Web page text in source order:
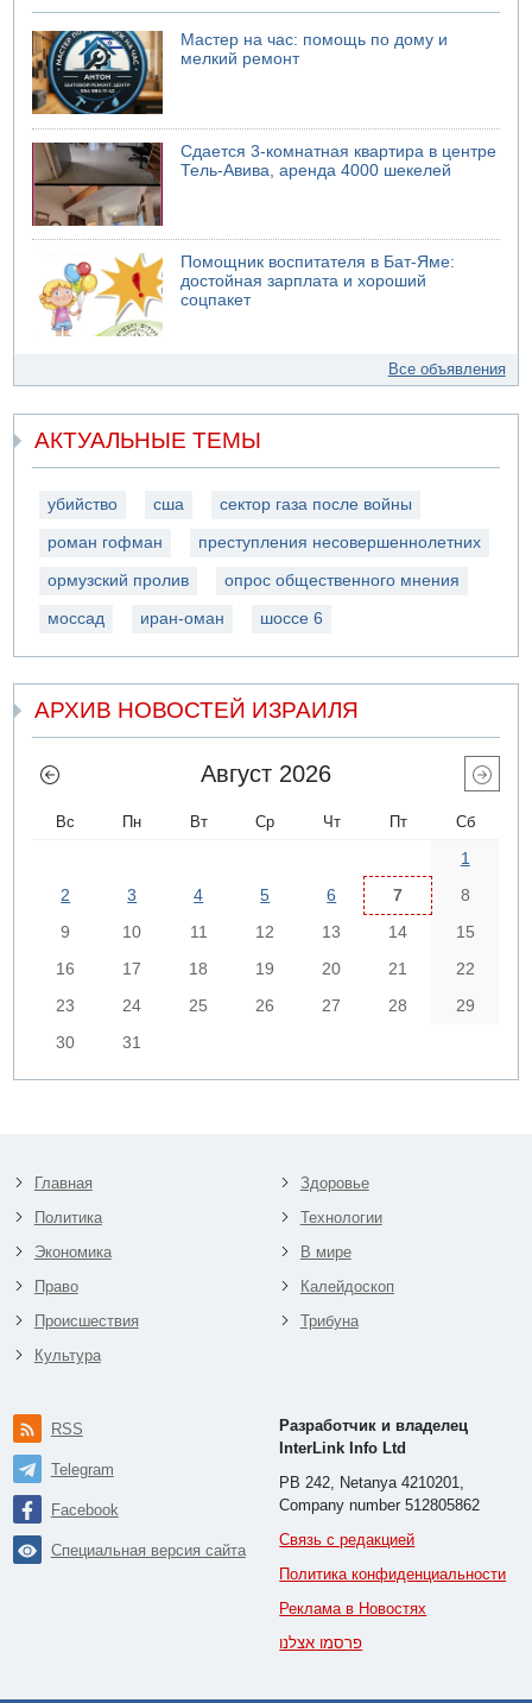
Мастер на час: помощь по дому и
мелкий ремонт
Сдается 3-комнатная квартира в центре
Тель-Авива, аренда 4000 шекелей
Помощник воспитателя в Бат-Яме:
достойная зарплата и хороший
соцпакет
Все объявления
АКТУАЛЬНЫЕ ТЕМЫ
убийство сша сектор газа после войны
роман гофман преступления несовершеннолетних
ормузский пролив опрос общественного мнения
моссад иран-оман шоссе 6
АРХИВ НОВОСТЕЙ ИЗРАИЛЯ
Август 2026
Вс Пн Вт Ср Чт Пт Сб
1
2
3 4 5 6 7
8
9
10 11 12 13 14
15
16
17 18 19 20 21
22
23
24 25 26 27 28
29
30
31
Главная
Политика
Экономика
Право
Происшествия
Культура
Здоровье
Технологии
В мире
Калейдоскоп
Трибуна
RSS
Telegram
Facebook
Специальная версия сайта
Разработчик и владелец
InterLink Info Ltd
PB 242, Netanya 4210201,
Company number 512805862
Связь с редакцией
Политика конфиденциальности
Реклама в Новостях
פרסמו אצלנו